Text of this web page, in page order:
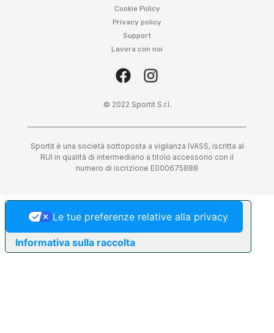
Cookie Policy
Privacy policy
Support
Lavora con noi
© 2022 Sportit S.r.l.
Sportit è una società sottoposta a vigilanza IVASS, iscritta al
RUI in qualità di intermediario a titolo accessorio con il
numero di iscrizione E000675888
Informativa sulla raccolta
Le tue preferenze relative alla privacy